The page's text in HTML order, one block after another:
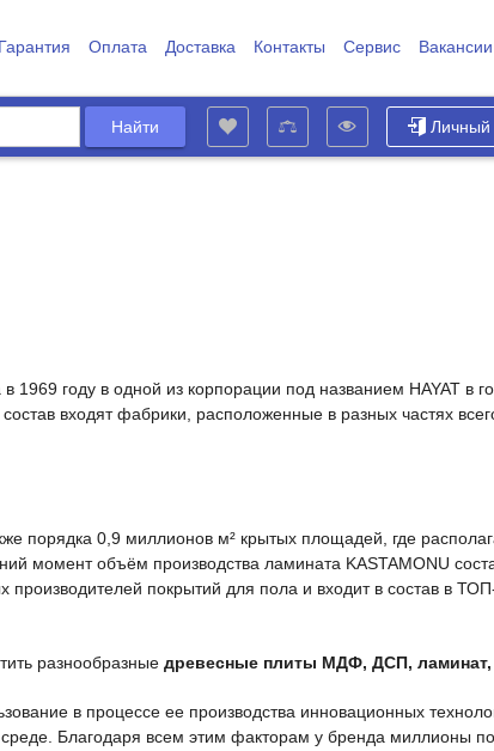
Гарантия Оплата Доставка Контакты Сервис Вакансии
Личный
году в одной из корпорации под названием HAYAT в
входят фабрики, расположенные в разных частях
порядка 0,9 миллионов м² крытых площадей, где
момент объём производства ламината KASTAMONU
покрытий для пола и входит в состав в
разнообразные древесные плиты МДФ, ДСП,
в процессе ее производства инновационных
Благодаря всем этим факторам у бренда миллионы